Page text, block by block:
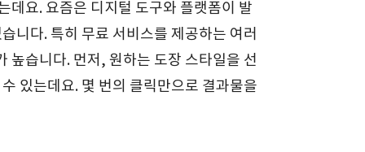
데요. 요즘은 디지털 도구와 플랫폼이 발
니다. 특히 무료 서비스를 제공하는 여러
높습니다. 먼저, 원하는 도장 스타일을 선
있는데요. 몇 번의 클릭만으로 결과물을